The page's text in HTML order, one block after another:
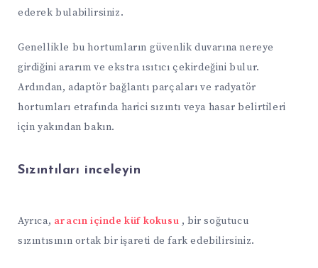
ederek bulabilirsiniz.
Genellikle bu hortumların güvenlik duvarına nereye
girdiğini ararım ve ekstra ısıtıcı çekirdeğini bulur.
Ardından, adaptör bağlantı parçaları ve radyatör
hortumları etrafında harici sızıntı veya hasar belirtileri
için yakından bakın.
Sızıntıları inceleyin
Ayrıca, aracın içinde küf kokusu , bir soğutucu
sızıntısının ortak bir işareti de fark edebilirsiniz.